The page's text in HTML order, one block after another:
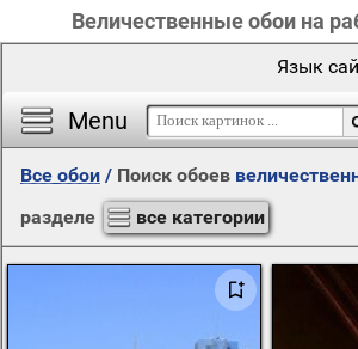
Величественные обои на
Menu
Язык
Все обои / Поиск обоев
разделе
все категории